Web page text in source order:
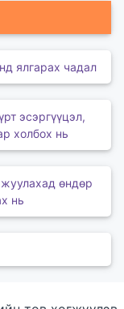
ялгарах чадал
эсэргүүцэл,
холбох нь
өндөр
нь